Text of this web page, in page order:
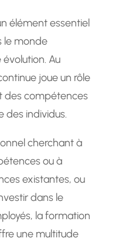
élément essentiel
le monde
Au
joue un rôle
des compétences
des individus.
cherchant à
ou à
existantes, ou
dans le
la formation
une multitude